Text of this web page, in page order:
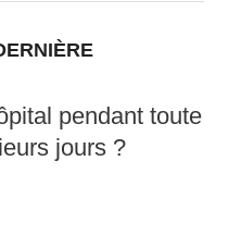
pendant toute
jours ?